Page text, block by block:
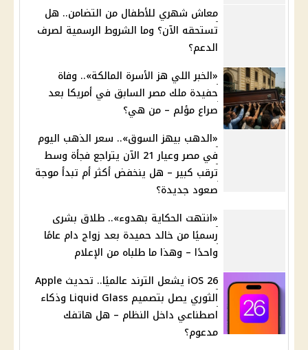
معاش شهري للأطفال من التضامن.. هل
تستحقه الآن؟ وما الشروط الرسمية لصرف
الدعم؟
«الخبر اللي هز الأسرة المالكة».. وفاة
حفيدة ملك مصر السابق في أمريكا بعد
صراع مؤلم – من هي؟
«الدهب بيهز السوق».. سعر الذهب اليوم
في مصر وعيار 21 الآن يتراجع فجأة وسط
ترقب كبير – هل ينخفض أكثر أم تبدأ موجة
صعود جديدة؟
«انتهت الحكاية بهدوء».. طلاق بشرى
رسميًا من خالد حميدة بعد زواج دام عامًا
واحدًا – وهذا ما طلباه من الإعلام
iOS 26 يشعل الترند عالميًا.. تحديث Apple
الثوري يصل بتصميم Liquid Glass وذكاء
اصطناعي داخل النظام – هل هاتفك
مدعوم؟